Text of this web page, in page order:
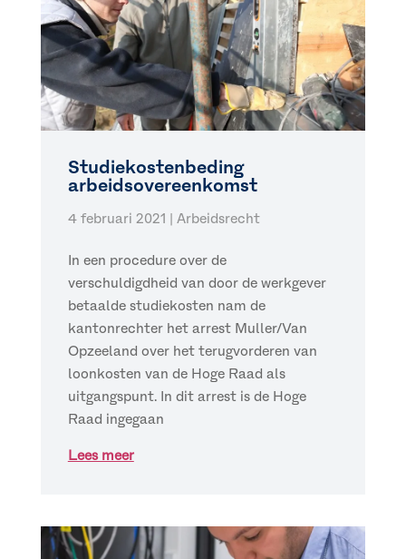
Studiekostenbeding
arbeidsovereenkomst
4 februari 2021 | Arbeidsrecht
In een procedure over de
verschuldigdheid van door de werkgever
betaalde studiekosten nam de
kantonrechter het arrest Muller/Van
Opzeeland over het terugvorderen van
loonkosten van de Hoge Raad als
uitgangspunt. In dit arrest is de Hoge
Raad ingegaan
Lees meer